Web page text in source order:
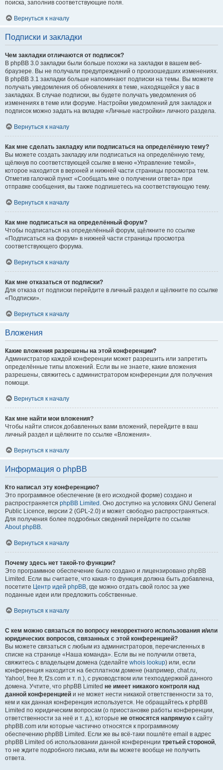
поиска, заполнив соответствующие поля.
Вернуться к началу
Подписки и закладки
Чем закладки отличаются от подписок?
В phpBB 3.0 закладки были больше похожи на закладки в вашем веб-
браузере. Вы не получали предупреждений о произошедших изменениях.
В phpBB 3.1 закладки больше напоминают подписки на темы. Вы можете
получать уведомления об обновлениях в теме, находящейся у вас в
закладках. В случае подписки, вы будете получать уведомления об
изменениях в теме или форуме. Настройки уведомлений для закладок и
подписок можно задать на вкладке «Личные настройки» личного раздела.
Вернуться к началу
Как мне сделать закладку или подписаться на определённую тему?
Вы можете создать закладку или подписаться на определённую тему,
щёлкнув по соответствующей ссылке в меню «Управление темой»,
которое находится в верхней и нижней части страницы просмотра тем.
Отметив галочкой пункт «Сообщать мне о получении ответа» при
отправке сообщения, вы также подпишетесь на соответствующую тему.
Вернуться к началу
Как мне подписаться на определённый форум?
Чтобы подписаться на определённый форум, щёлкните по ссылке
«Подписаться на форум» в нижней части страницы просмотра
соответствующего форума.
Вернуться к началу
Как мне отказаться от подписки?
Для отказа от подписки перейдите в личный раздел и щёлкните по ссылке
«Подписки».
Вернуться к началу
Вложения
Какие вложения разрешены на этой конференции?
Администратор каждой конференции может разрешить или запретить
определённые типы вложений. Если вы не знаете, какие вложения
разрешены, свяжитесь с администратором конференции для получения
помощи.
Вернуться к началу
Как мне найти мои вложения?
Чтобы найти список добавленных вами вложений, перейдите в ваш
личный раздел и щёлкните по ссылке «Вложения».
Вернуться к началу
Информация о phpBB
Кто написал эту конференцию?
Это программное обеспечение (в его исходной форме) создано и
распространяется phpBB Limited . Оно доступно на условиях GNU General
Public Licence, версии 2 (GPL-2.0) и может свободно распространяться.
Для получения более подробных сведений перейдите по ссылке
About phpBB.
Вернуться к началу
Почему здесь нет такой-то функции?
Это программное обеспечение было создано и лицензировано phpBB
Limited. Если вы считаете, что какая-то функция должна быть добавлена,
посетите Центр идей phpBB, где можно отдать свой голос за уже
поданные идеи или предложить собственные.
Вернуться к началу
С кем можно связаться по вопросу некорректного использования и/или
юридических вопросов, связанных с этой конференцией?
Вы можете связаться с любым из администраторов, перечисленных в
списке на странице «Наша команда». Если вы не получили ответа,
свяжитесь с владельцем домена (сделайте whois lookup) или, если
конференция находится на бесплатном домене (например, chat.ru,
Yahoo!, free.fr, f2s.com и т. п.), с руководством или техподдержкой данного
домена. Учтите, что phpBB Limited не имеет никакого контроля над
данной конференцией и не может нести никакой ответственности за то,
кем и как данная конференция используется. Не обращайтесь к phpBB
Limited по юридическим вопросам (о приостановке работы конференции,
ответственности за неё и т. д.), которые не относятся напрямую к сайту
phpBB.com или которые частично относятся к программному
обеспечению phpBB Limited. Если же вы всё-таки пошлёте email в адрес
phpBB Limited об использовании данной конференции третьей стороной,
то не ждите подробного письма, или вы можете вообще не получить
ответа.